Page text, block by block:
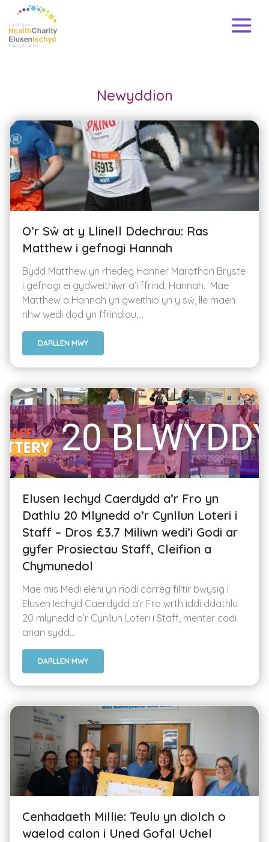
Newyddion
O’r Sŵ at y Llinell Ddechrau: Ras
Matthew i gefnogi Hannah
Bydd Matthew yn rhedeg Hanner Marathon Bryste
i gefnogi ei gydweithiwr a’i ffrind, Hannah. Mae
Matthew a Hannah yn gweithio yn y sŵ, lle maen
nhw wedi dod yn ffrindiau,...
DARLLEN MWY
Elusen Iechyd Caerdydd a’r Fro yn
Dathlu 20 Mlynedd o’r Cynllun Loteri i
Staff – Dros £3.7 Miliwn wedi’i Godi ar
gyfer Prosiectau Staff, Cleifion a
Chymunedol
Mae mis Medi eleni yn nodi carreg filltir bwysig i
Elusen Iechyd Caerdydd a’r Fro wrth iddi ddathlu
20 mlynedd o’r Cynllun Loteri i Staff, menter codi
arian sydd...
DARLLEN MWY
Cenhadaeth Millie: Teulu yn diolch o
waelod calon i Uned Gofal Uchel